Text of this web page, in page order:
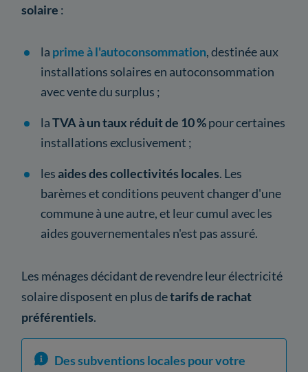
solaire :
la prime à l'autoconsommation, destinée aux
installations solaires en autoconsommation
avec vente du surplus ;
laTVA à un taux réduit de 10 %pour certaines
installations exclusivement ;
lesaides des collectivités locales. Les
barèmes et conditions peuvent changer d'une
commune à une autre, et leur cumul avec les
aides gouvernementales n'est pas assuré.
Les ménages décidant de revendre leur électricité
solaire disposent en plus detarifs de rachat
préférentiels.
Des subventions locales pour votre